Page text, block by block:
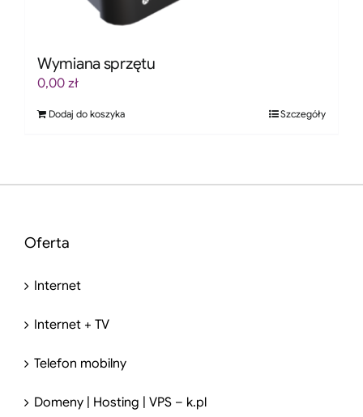
Wymiana sprzętu
0,00 zł
Dodaj do koszyka Szczegóły
Oferta
Internet
Internet + TV
Telefon mobilny
Domeny | Hosting | VPS – k.pl